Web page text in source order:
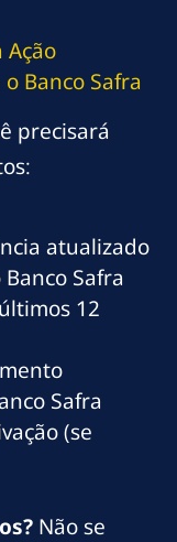
Ação
Banco Safra
precisará
atualizado
Safra
12
Safra
(se
Não se